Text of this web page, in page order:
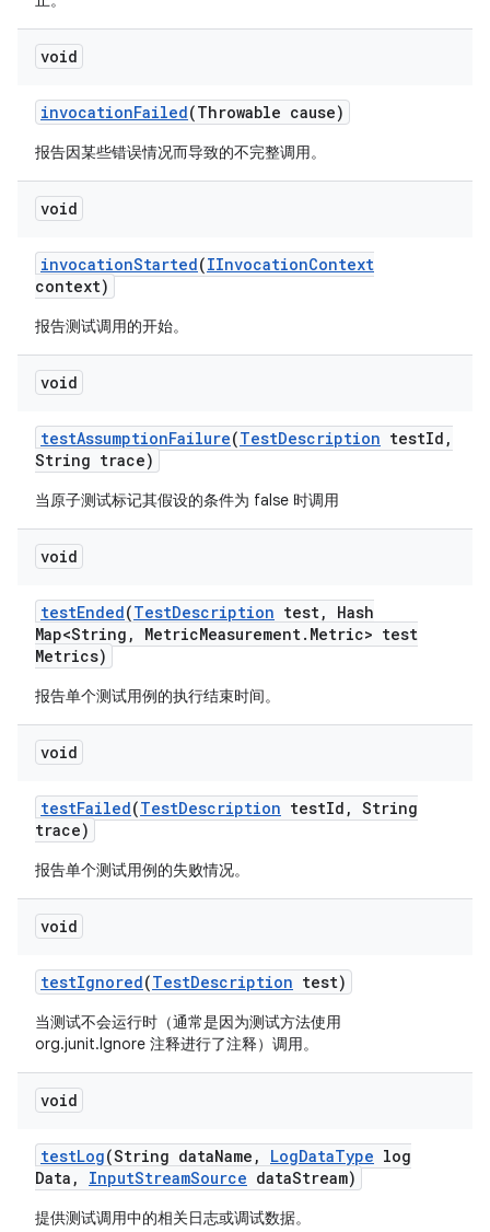
void
invocationFailed(Throwable cause)
报告因某些错误情况而导致的不完整调用。
void
invocationStarted(IInvocationContext
context)
报告测试调用的开始。
void
testAssumptionFailure(TestDescription testId ,
String trace)
当原子测试标记其假设的条件为 false 时调用
void
testEnded(TestDescription test,
Hash
Map<String , MetricMeasurement. Metric> test
Metrics)
报告单个测试用例的执行结束时间。
void
testFailed(TestDescription testId , String
trace)
报告单个测试用例的失败情况。
void
testIgnored(TestDescription test)
当测试不会运行时（通常是因为测试方法使用
org.junit.Ignore 注释进行了注释）调用。
void
testLog(String dataName , LogDataType log
Data , InputStreamSource dataStream)
提供测试调用中的相关日志或调试数据。